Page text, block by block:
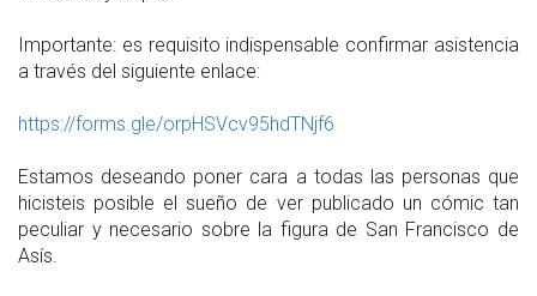
Importante: es requisito indispensable confirmar asistencia
a través del siguiente enlace:
https://forms.gle/orpHSVcv95hdTNjf6
Estamos deseando poner cara a todas las personas que
hicisteis posible el sueño de ver publicado un cómic tan
peculiar y necesario sobre la figura de San Francisco de
Asís.